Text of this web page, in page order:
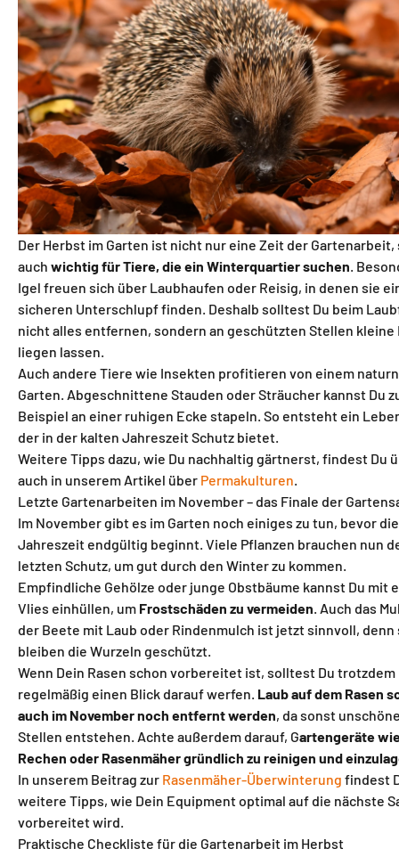
Der Herbst im Garten ist nicht nur eine Zeit der
auch wichtig für Tiere, die ein Winterquartier suchen.
Igel freuen sich über Laubhaufen oder Reisig, in denen sie
sicheren Unterschlupf finden. Deshalb solltest Du beim
nicht alles entfernen, sondern an geschützten Stellen kleine
liegen lassen.
Auch andere Tiere wie Insekten profitieren von einem
Garten. Abgeschnittene Stauden oder Sträucher kannst Du
Beispiel an einer ruhigen Ecke stapeln. So entsteht ein
der in der kalten Jahreszeit Schutz bietet.
Weitere Tipps dazu, wie Du nachhaltig gärtnerst, findest Du
auch in unserem Artikel über Permakulturen.
Letzte Gartenarbeiten im November – das Finale der
Im November gibt es im Garten noch einiges zu tun, bevor
Jahreszeit endgültig beginnt. Viele Pflanzen brauchen nun
letzten Schutz, um gut durch den Winter zu kommen.
Empfindliche Gehölze oder junge Obstbäume kannst Du mit
Vlies einhüllen, um Frostschäden zu vermeiden. Auch das
der Beete mit Laub oder Rindenmulch ist jetzt sinnvoll, denn
bleiben die Wurzeln geschützt.
Wenn Dein Rasen schon vorbereitet ist, solltest Du trotzdem
regelmäßig einen Blick darauf werfen. Laub auf dem Rasen
auch im November noch entfernt werden, da sonst
Stellen entstehen. Achte außerdem darauf, Gartengeräte
Rechen oder Rasenmäher gründlich zu reinigen und
In unserem Beitrag zur Rasenmäher-Überwinterung findest
weitere Tipps, wie Dein Equipment optimal auf die nächste
vorbereitet wird.
Praktische Checkliste für die Gartenarbeit im Herbst